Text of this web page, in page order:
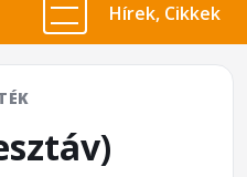
Hírek, Cikkek